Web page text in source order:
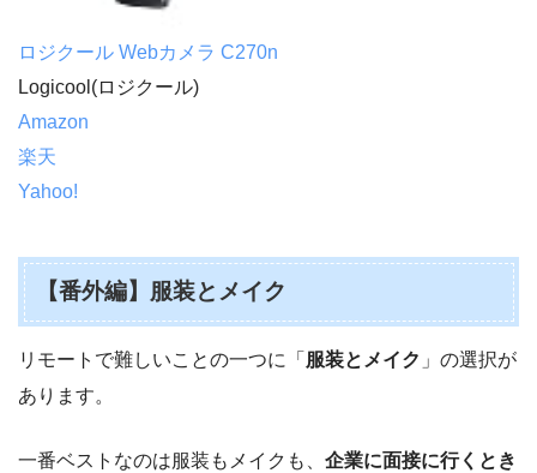
ロジクール Webカメラ C270n
Logicool(ロジクール)
Amazon
楽天
Yahoo!
【番外編】服装とメイク
リモートで難しいことの一つに「 服装とメイク 」の選択が
あります。
一番ベストなのは服装もメイクも、 企業に面接に行くとき